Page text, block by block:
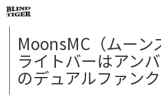
MoonsMC（ムーン
ライトバーはアン
のデュアルファン